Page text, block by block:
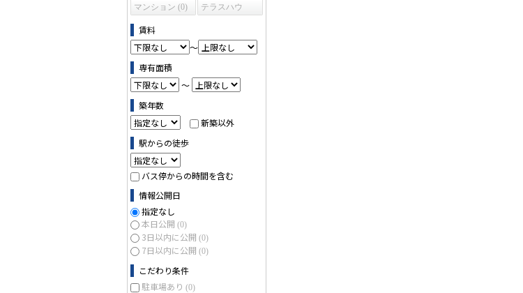
マンション (0)
テラスハウ
賃料
～
専有面積
～
築年数
新築以外
駅からの徒歩
バス停からの時間を含む
情報公開日
指定なし
本日公開 (0)
3日以内に公開 (0)
7日以内に公開 (0)
こだわり条件
駐車場あり (0)